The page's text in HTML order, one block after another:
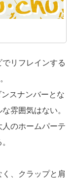
リフレインする
スナンバーとな
雰囲気はない。
のホームパーテ
、クラップと肩